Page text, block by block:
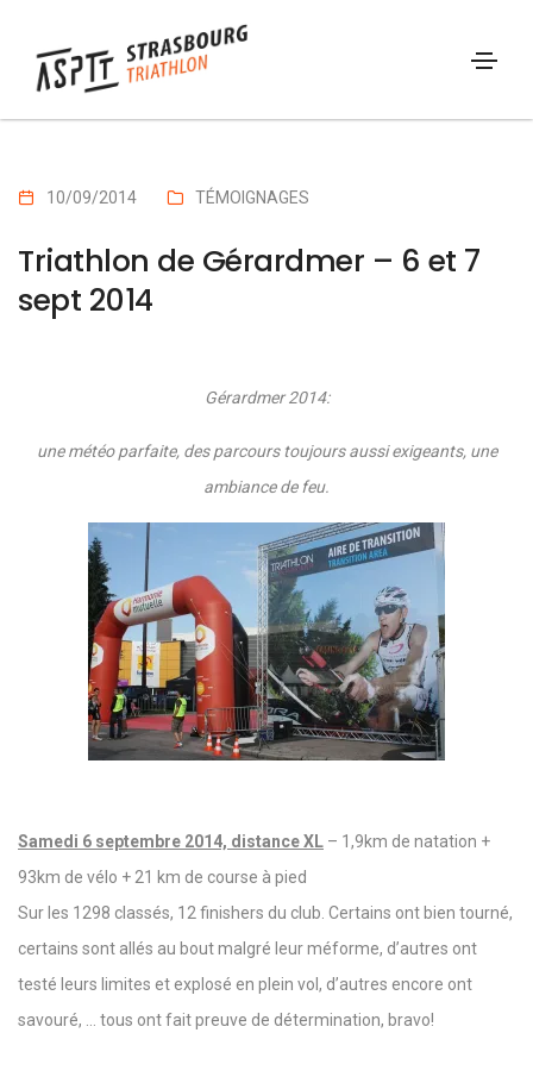
10/09/2014 TÉMOIGNAGES
Triathlon de Gérardmer – 6 et 7
sept 2014
Gérardmer 2014:
une météo parfaite, des parcours toujours aussi exigeants, une
ambiance de feu.
Samedi 6 septembre 2014, distance XL – 1,9km de natation +
93km de vélo + 21 km de course à pied
Sur les 1298 classés, 12 finishers du club. Certains ont bien tourné,
certains sont allés au bout malgré leur méforme, d’autres ont
testé leurs limites et explosé en plein vol, d’autres encore ont
savouré, … tous ont fait preuve de détermination, bravo!